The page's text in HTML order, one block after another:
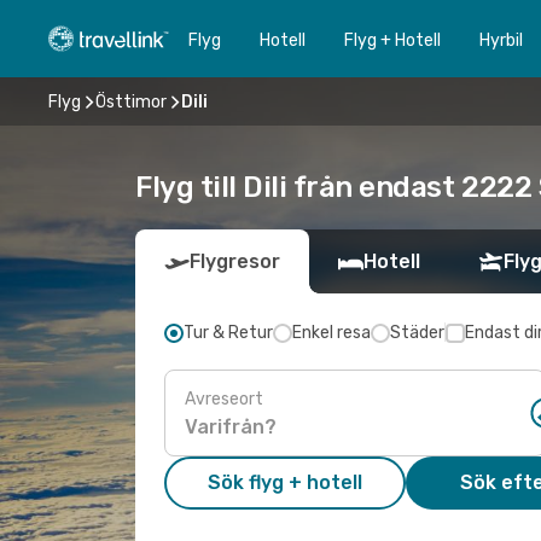
Flyg Hotell Flyg + Hotell Hyrbil
Flyg Östtimor Dili
Flyg till Dili från endast 2222
Flygresor Hotell
Tur & Retur Enkel resa Städer Endast
Avreseort
Sök flyg + hotell Sök